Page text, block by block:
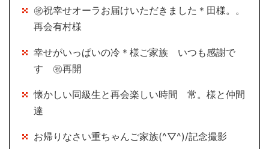
㊗祝幸せオーラお届けいただきました＊田様。。
再会有村様
幸せがいっぱいの冷＊様ご家族 いつも感謝で
す ㊗再開
懐かしい同級生と再会楽しい時間 常。様と仲間
達
お帰りなさい重ちゃんご家族(^▽^)/記念撮影